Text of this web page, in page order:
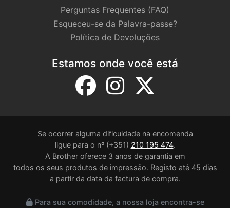
Perguntas Frequentes (FAQ)
Esqueceu-se da Palavra-passe?
Política de Devoluções
Estamos onde você está
Se ocorrer alguma dificuldade na encomenda
ligue para o nº (+351) 210 195 474.
A Brother oferece 3 anos de garantia em
todos os seus produtos de impressão. Registo até 45 dias
a partir da data da factura de compra.
Para sua comodidade, a nossa loja encontra-se